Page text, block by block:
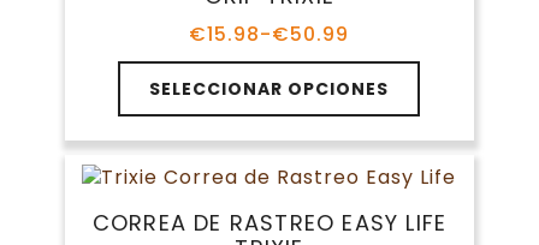
pueden
elegir
la
página
de
producto
€15.98-€50.99
Rango
de
precios:
desde
€15.98
hasta
€50.99
SELECCIONAR OPCIONES
Este
producto
tiene
múltiples
variantes.
opciones
CORREA DE RASTREO EASY LIFE